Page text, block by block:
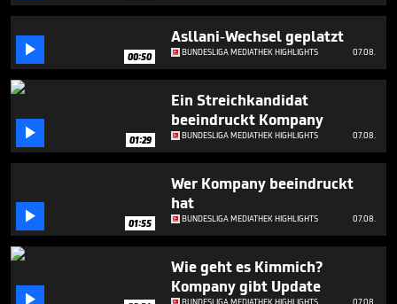
 00:50
Asllani-Wechsel geplatzt
BUNDESLIGA MEDIATHEK HIGHLIGHTS 07.08.
 01:29
Ein Streichkandidat
beeindruckt Kompany
BUNDESLIGA MEDIATHEK HIGHLIGHTS 07.08.
 01:55
Wer Kompany beeindruckt
hat
BUNDESLIGA MEDIATHEK HIGHLIGHTS 07.08.

Wie geht es Kimmich?
Kompany gibt Update